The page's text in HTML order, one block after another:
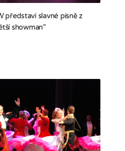
představí slavné písně z
showman”